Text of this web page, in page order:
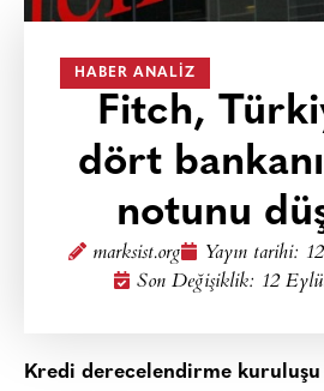
HABER ANALIZ
Fitch,
dört
notunu
marksist.org Yayın tarihi:
Son Değişiklik: 12
Kredi derecelendirme